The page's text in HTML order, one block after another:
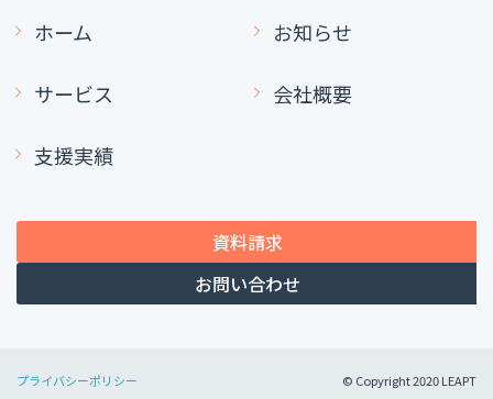
ホーム
サービス
支援実績
お知らせ
会社概要
資料請求
お問い合わせ
プライバシーポリシー © Copyright 2020 LEAPT